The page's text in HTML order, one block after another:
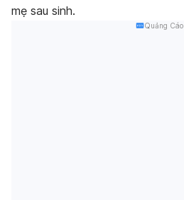
mẹ sau sinh.
Quảng Cáo